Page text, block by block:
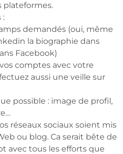
plateformes.
:
demandés (oui, même
la biographie dans
Facebook)
comptes avec votre
aussi une veille sur
possible : image de profil,
réseaux sociaux soient mis
ou blog. Ca serait bête de
avec tous les efforts que